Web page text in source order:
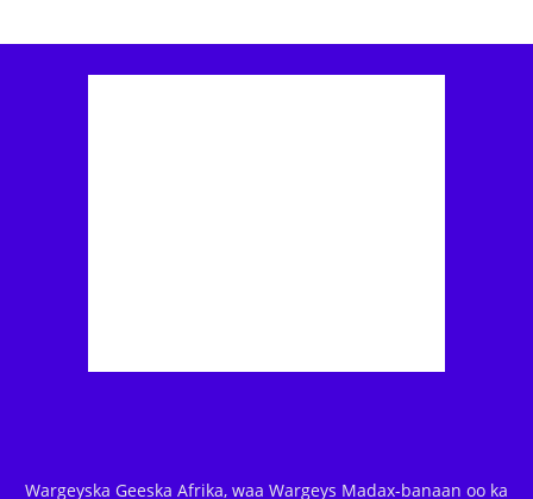
Wargeyska Geeska Afrika, waa Wargeys Madax-banaan oo ka